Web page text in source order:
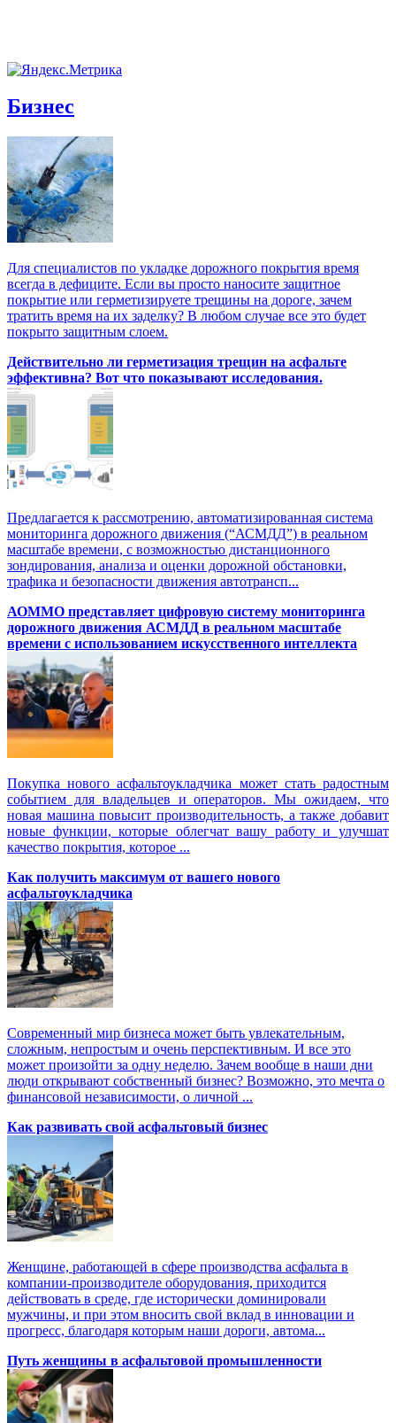
Бизнес
Для специалистов по укладке дорожного покрытия время
всегда в дефиците. Если вы просто наносите защитное
покрытие или герметизируете трещины на дороге, зачем
тратить время на их заделку? В любом случае все это будет
покрыто защитным слоем.
Действительно ли герметизация трещин на асфальте
эффективна? Вот что показывают исследования.
Предлагается к рассмотрению, автоматизированная система
мониторинга дорожного движения (“АСМДД”) в реальном
масштабе времени, с возможностью дистанционного
зондирования, анализа и оценки дорожной обстановки,
трафика и безопасности движения автотрансп...
АОММО представляет цифровую cистему мониторинга
дорожного движения АСМДД в реальном масштабе
времени с использованием искусственного интеллекта
Покупка нового асфальтоукладчика может стать радостным
событием для владельцев и операторов. Мы ожидаем, что
новая машина повысит производительность, а также добавит
новые функции, которые облегчат вашу работу и улучшат
качество покрытия, которое ...
Как получить максимум от вашего нового
асфальтоукладчика
Современный мир бизнеса может быть увлекательным,
сложным, непростым и очень перспективным. И все это
может произойти за одну неделю. Зачем вообще в наши дни
люди открывают собственный бизнес? Возможно, это мечта о
финансовой независимости, о личной ...
Как развивать свой асфальтовый бизнес
Женщине, работающей в сфере производства асфальта в
компании-производителе оборудования, приходится
действовать в среде, где исторически доминировали
мужчины, и при этом вносить свой вклад в инновации и
прогресс, благодаря которым наши дороги, автома...
Путь женщины в асфальтовой промышленности